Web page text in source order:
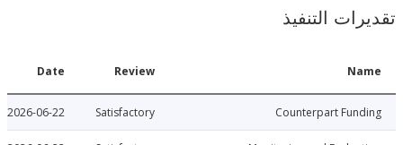
التنفيذ
Counterpart
Satisfactory
2026-06-22